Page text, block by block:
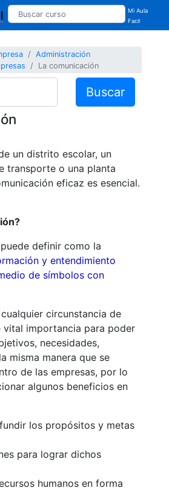
Mi Aula
Facil
Administración
La comunicación
Buscar
un distrito escolar, un
transporte o una planta
eficaz es esencial.
definir como la
y entendimiento
de símbolos con
circunstancia de
vital importancia para poder
necesidades,
misma manera que se
de las empresas, por lo
algunos beneficios en
los propósitos y metas
para lograr dichos
humanos en forma